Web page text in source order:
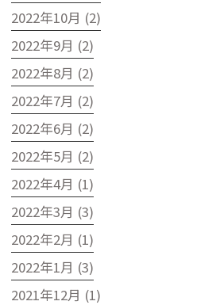
2022年10月 (2)
2022年9月 (2)
2022年8月 (2)
2022年7月 (2)
2022年6月 (2)
2022年5月 (2)
2022年4月 (1)
2022年3月 (3)
2022年2月 (1)
2022年1月 (3)
2021年12月 (1)